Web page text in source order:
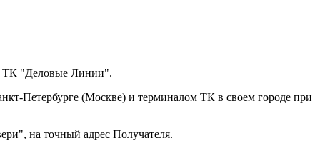
ТК "Деловые Линии".
Петербурге (Москве) и терминалом ТК в своем городе при
на точный адрес Получателя.